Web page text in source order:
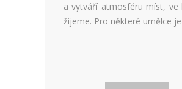
a vytváří atmosféru míst, ve
žijeme. Pro některé umělce